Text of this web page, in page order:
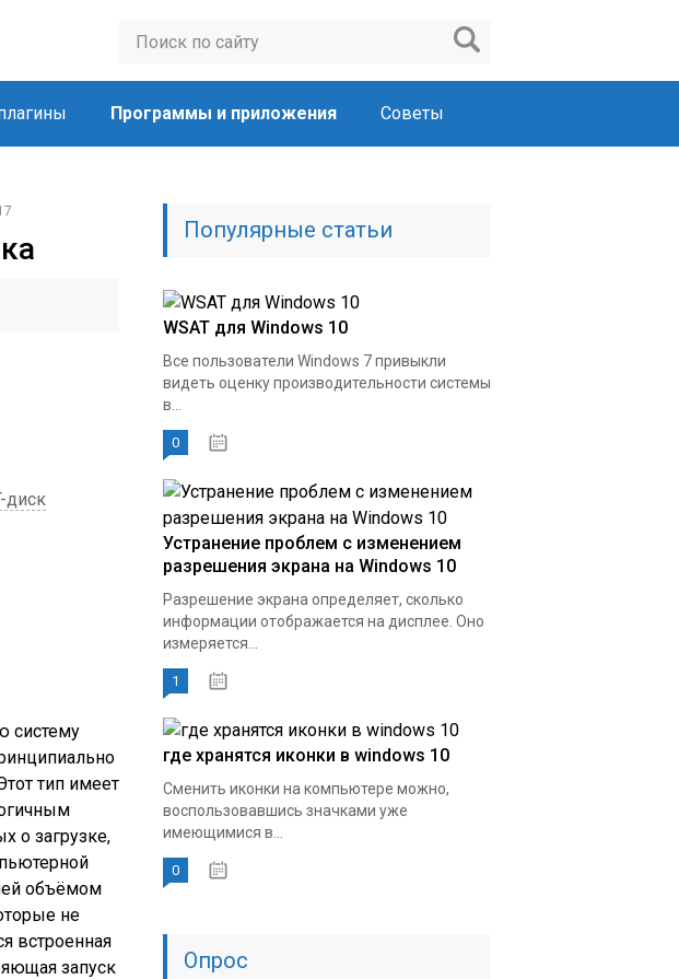
Программы и приложения Советы
диск
систему
тип имеет
о загрузке,
объёмом
не
встроенная
запуск
Популярные статьи
WSAT для Windows 10
Все пользователи Windows 7 привыкли
видеть оценку производительности системы
в...
0
Устранение проблем с изменением
разрешения экрана на Windows 10
Разрешение экрана определяет, сколько
информации отображается на дисплее. Оно
измеряется...
1
где хранятся иконки в windows 10
Сменить иконки на компьютере можно,
воспользовавшись значками уже
имеющимися в...
0
Опрос